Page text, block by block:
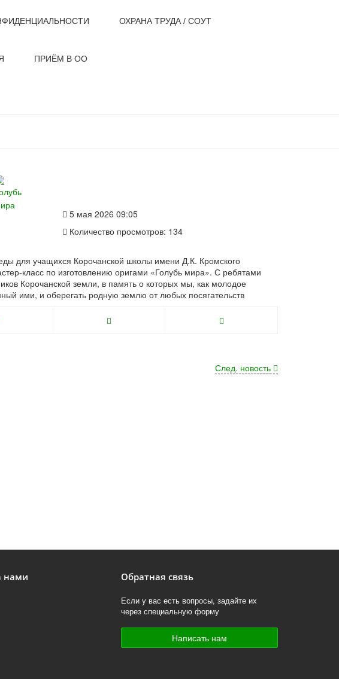
ОХРАНА ТРУДА / СОУТ
ПРИЁМ В ОО
5 мая 2026 09:05
Количество просмотров: 134
для учащихся Корочанской школы имени Д.К. Кромского
класс по изготовлению оригами «Голубь мира». С ребятами
Корочанской земли, в память о которых мы, как молодое
ими, и оберегать родную землю от любых посягательств
След. новость
нами Обратная связь
Если у вас есть вопросы, задайте их
через специальную форму
Написать нам